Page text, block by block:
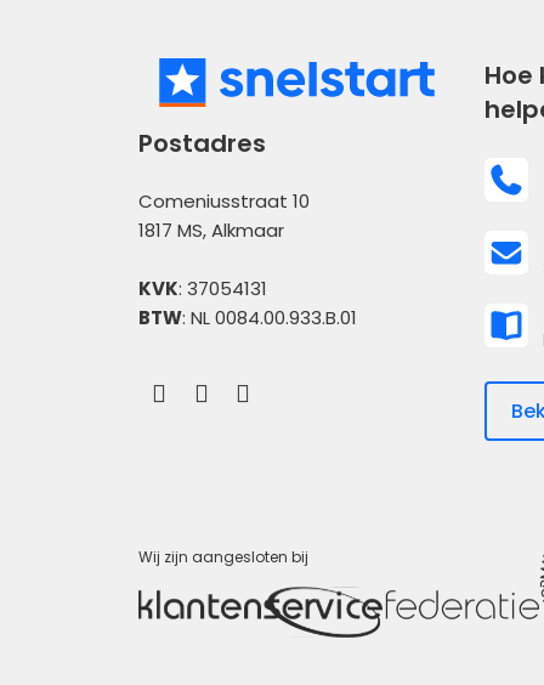
Postadres
Comeniusstraat 10
1817 MS, Alkmaar
KVK: 37054131
BTW: NL 0084.00.933.B.01
Hoe
Wij zijn aangesloten bij